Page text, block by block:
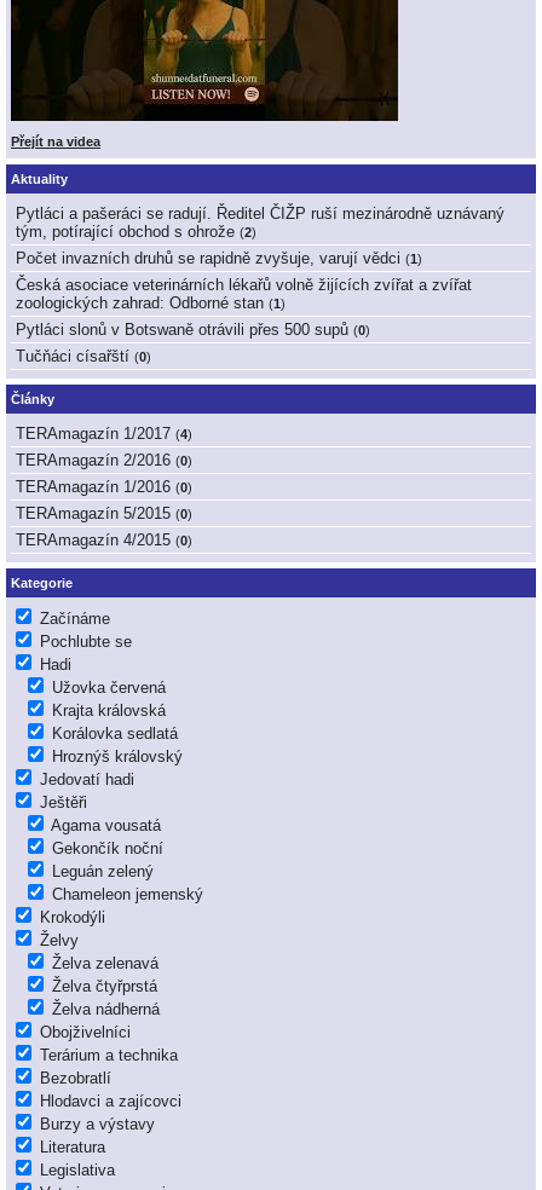
Přejít na videa
Aktuality
Pytláci a pašeráci se radují. Ředitel ČIŽP ruší mezinárodně uznávaný
tým, potírající obchod s ohrože (2)
Počet invazních druhů se rapidně zvyšuje, varují vědci (1)
Česká asociace veterinárních lékařů volně žijících zvířat a zvířat
zoologických zahrad: Odborné stan (1)
Pytláci slonů v Botswaně otrávili přes 500 supů (0)
Tučňáci císařští (0)
Články
TERAmagazín 1/2017 (4)
TERAmagazín 2/2016 (0)
TERAmagazín 1/2016 (0)
TERAmagazín 5/2015 (0)
TERAmagazín 4/2015 (0)
Kategorie
Začínáme
Pochlubte se
Hadi
Užovka červená
Krajta královská
Korálovka sedlatá
Hroznýš královský
Jedovatí hadi
Ještěři
Agama vousatá
Gekončík noční
Leguán zelený
Chameleon jemenský
Krokodýli
Želvy
Želva zelenavá
Želva čtyřprstá
Želva nádherná
Obojživelníci
Terárium a technika
Bezobratlí
Hlodavci a zajícovci
Burzy a výstavy
Literatura
Legislativa